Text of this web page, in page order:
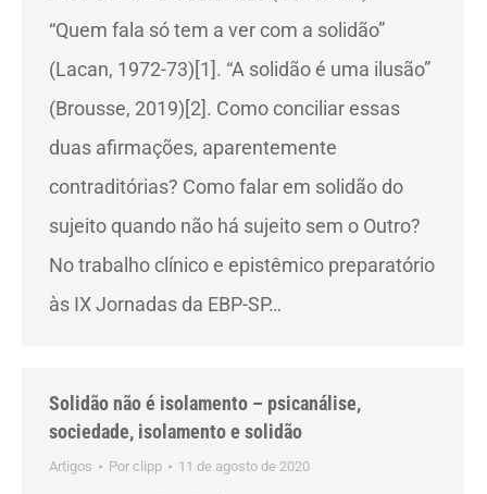
“Quem fala só tem a ver com a solidão”
(Lacan, 1972-73)[1]. “A solidão é uma ilusão”
(Brousse, 2019)[2]. Como conciliar essas
duas afirmações, aparentemente
contraditórias? Como falar em solidão do
sujeito quando não há sujeito sem o Outro?
No trabalho clínico e epistêmico preparatório
às IX Jornadas da EBP-SP…
Solidão não é isolamento – psicanálise,
sociedade, isolamento e solidão
Artigos Por clipp 11 de agosto de 2020